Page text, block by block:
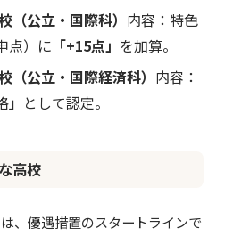
（公立・国際科） 内容：特色
点）に 「+15点」 を加算。
（公立・国際経済科） 内容：
として認定。
高校
、優遇措置のスタートラインで